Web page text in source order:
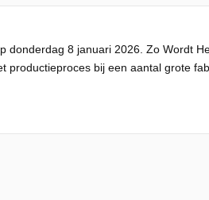
donderdag 8 januari 2026. Zo Wordt
productieproces bij een aantal grote